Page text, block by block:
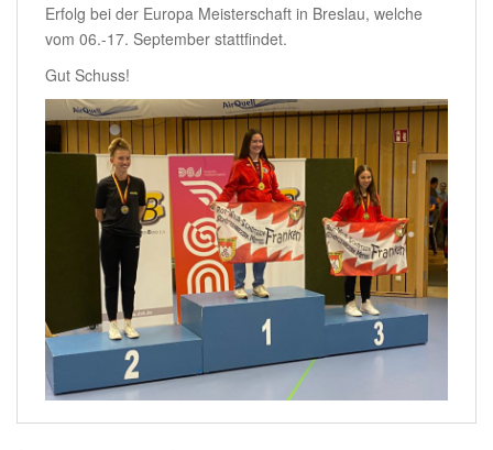
Erfolg bei der Europa Meisterschaft in Breslau, welche
vom 06.-17. September stattfindet.
Gut Schuss!